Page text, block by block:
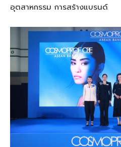
อุตสาหกรรม การสร้างแบรนด์